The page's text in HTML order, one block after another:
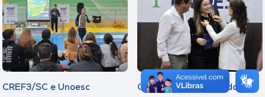
CREF3/SC e Unoesc
Curso de Psicologia da